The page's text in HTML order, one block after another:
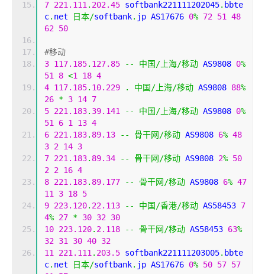
7 221.111 . 202.45 softbank221111202045. bbte
c. net 日本/softbank. jp AS17676 0% 72 51
48
62 50
#移动
3 117.185. 127.85 -- 中国/上海/移动 AS9808 0%
51
8 <1 18 4
4 117.185. 10.229 . 中国/上海/移动 AS9808 88%
26 * 3 14 7
5 221.183. 39.141 -- 中国/上海/移动 AS9808 0%
51
6 1 13 4
6 221.183. 89.13 -- 骨干网/移动 AS9808 6% 48
3 2 14 3
7 221.183. 89.34 -- 骨干网/移动 AS9808 2% 50
2 2 16 4
8 221.183. 89.177 -- 骨干网/移动 AS9808 6% 47
11
3 18 5
9 223.120. 22.113 -- 中国/香港/移动 AS58453 7
4% 27 * 30 32 30
10 223.120. 2.118 -- 骨干网/移动 AS58453 63%
32 31 30 40 32
11
221.111 . 203.5 softbank221111203005. bbte
c. net 日本/softbank. jp AS17676 0% 50 57 57